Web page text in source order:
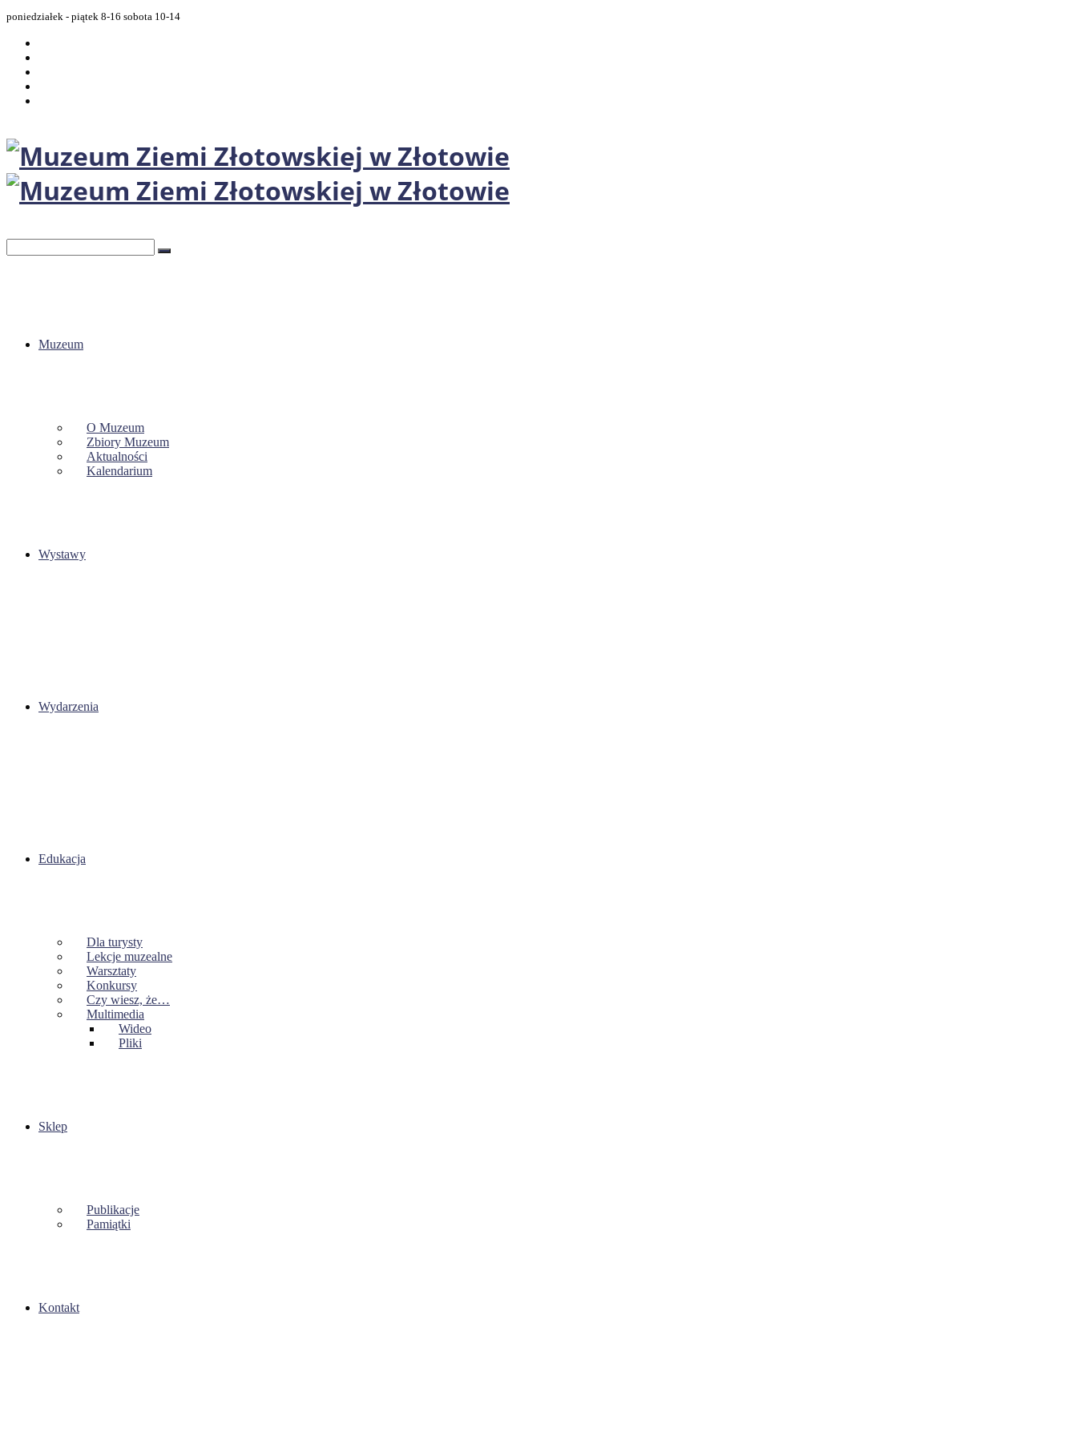
poniedziałek - piątek 8-16 sobota 10-14
Muzeum
O Muzeum
Zbiory Muzeum
Aktualności
Kalendarium
Wystawy
Wydarzenia
Edukacja
Dla turysty
Lekcje muzealne
Warsztaty
Konkursy
Czy wiesz, że…
Multimedia
Wideo
Pliki
Sklep
Publikacje
Pamiątki
Kontakt